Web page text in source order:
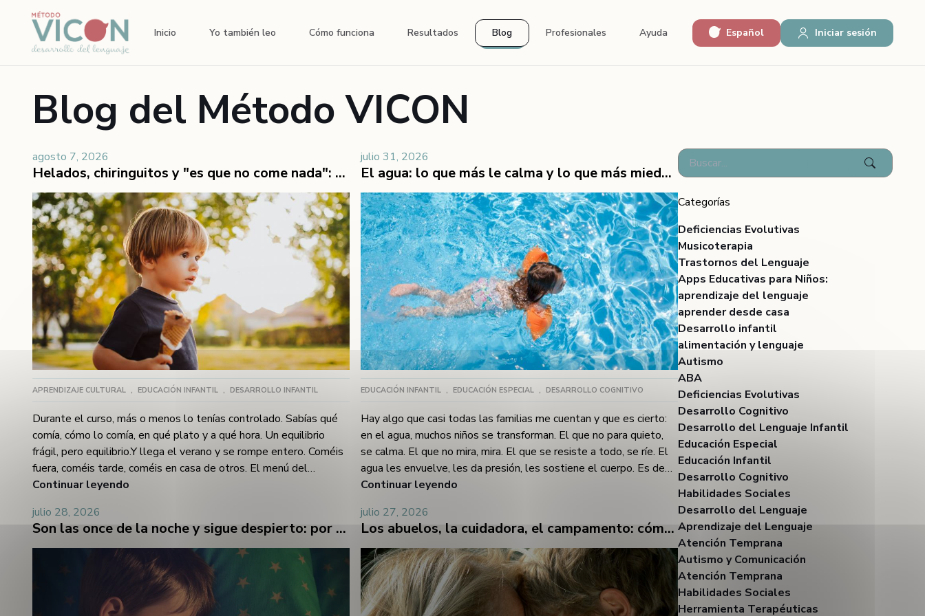
Inicio Yo también leo Cómo funciona Resultados Blog Profesionales Ayuda Español Iniciar sesión
Blog del Método VICON
agosto 7, 2026
Helados, chiringuitos y "es que no come nada": comer en verano cuando la comida ya era un problema
APRENDIZAJE CULTURAL , EDUCACIÓN INFANTIL , DESARROLLO INFANTIL
Durante el curso, más o menos lo tenías controlado. Sabías qué
comía, cómo lo comía, en qué plato y a qué hora. Un equilibrio
frágil, pero equilibrio.Y llega el verano y se rompe entero. Coméis
fuera, coméis tarde, coméis en casa de otros. El menú del
chiringuito no tiene "lo suyo". La abuela ha hecho la comida "con
entre el plato que no toca y la mesa que observa, pensando: "Es
que no come nada. Y encima ahora quedo yo como la madre que le
consiente."No es que sea caprichoso. Es que la comida entra por
todos los sentidos.Esto es lo que casi nadie entiende de la
selectividad alimentaria: comer no es solo comer. Comer es tocar,
oler, ver, notar la textura en la boca, el ruido que hace al masticar,
Continuar leyendo
julio 31, 2026
El agua: lo que más le calma y lo que más miedo te da
EDUCACIÓN INFANTIL , EDUCACIÓN ESPECIAL , DESARROLLO COGNITIVO
Hay algo que casi todas las familias me cuentan y que es cierto:
en el agua, muchos niños se transforman. El que no para quieto,
se calma. El que no mira, mira. El que se resiste a todo, se ríe. El
agua les envuelve, les da presión, les sostiene el cuerpo. Es de
los pocos lugares donde su sistema nervioso encuentra paz.Y a la
despista un segundo, se lanza. Que no mide el peligro. Que no
pediría ayuda.Las dos cosas son verdad al mismo tiempo. Y este
verano tienes que gestionarlas juntas.Primero la seguridad,
porque no se negociaVoy a ser muy directa aquí, porque importa:
los niños con autismo tienen un riesgo especialmente alto de
ahogamiento. Por dos razones que se combinan: muchos se
Continuar leyendo
julio 28, 2026
Son las once de la noche y sigue despierto: por qué el verano descoloca el sueño (y cómo recuperarlo)
julio 27, 2026
Los abuelos, la cuidadora, el campamento: cómo lograr que todos remen en la misma dirección este verano
Categorías
Deficiencias Evolutivas
Musicoterapia
Trastornos del Lenguaje
Apps Educativas para Niños:
aprendizaje del lenguaje
aprender desde casa
Desarrollo infantil
alimentación y lenguaje
Autismo
ABA
Deficiencias Evolutivas
Desarrollo Cognitivo
Desarrollo del Lenguaje Infantil
Educación Especial
Educación Infantil
Desarrollo Cognitivo
Habilidades Sociales
Desarrollo del Lenguaje
Aprendizaje del Lenguaje
Atención Temprana
Autismo y Comunicación
Atención Temprana
Habilidades Sociales
Herramienta Terapéuticas